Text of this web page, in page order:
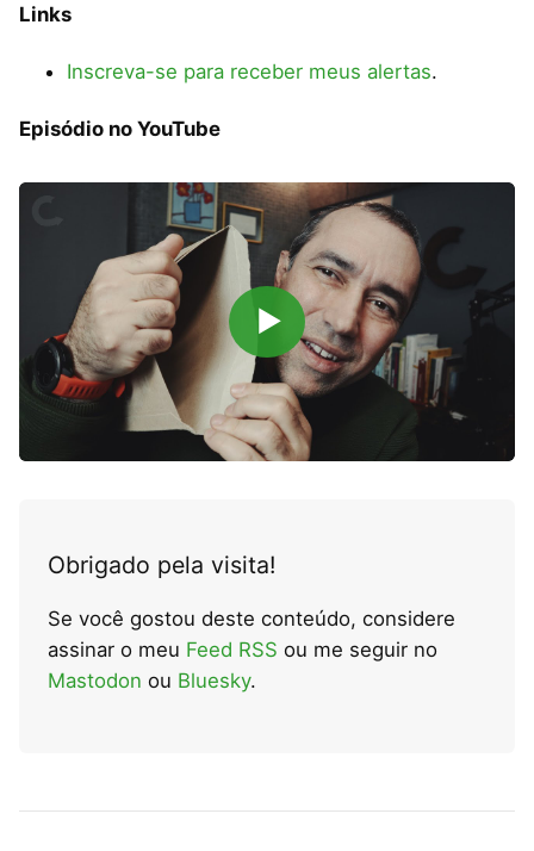
Links
Inscreva-se para receber meus alertas.
Episódio no YouTube
▶
Obrigado pela visita!
Se você gostou deste conteúdo, considere
assinar o meu Feed RSS ou me seguir no
Mastodon ou Bluesky.